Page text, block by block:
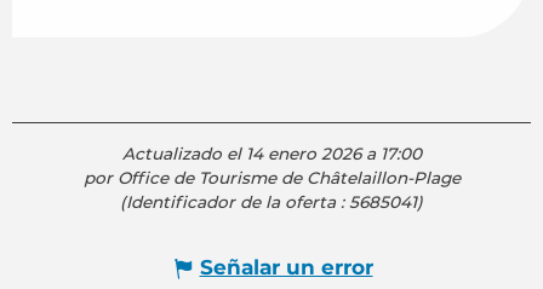
Actualizado el 14 enero 2026 a 17:00
por Office de Tourisme de Châtelaillon-Plage
(Identificador de la oferta :5685041)
Señalar un error